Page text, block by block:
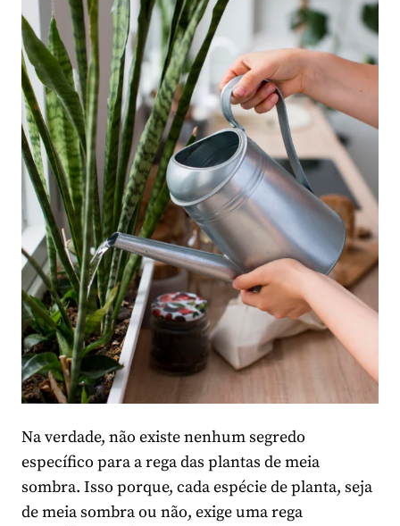
Na verdade, não existe nenhum segredo
específico para a rega das plantas de meia
sombra. Isso porque, cada espécie de planta, seja
de meia sombra ou não, exige uma rega